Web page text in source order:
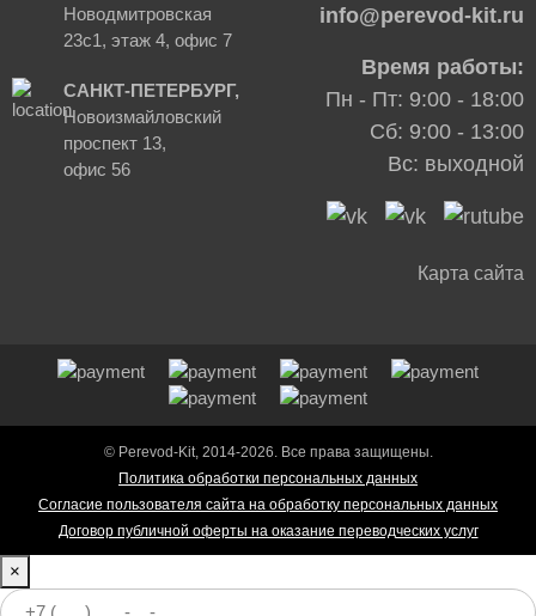
Новодмитровская
23с1, этаж 4, офис 7
САНКТ-ПЕТЕРБУРГ,
Новоизмайловский
проспект 13,
офис 56
info@perevod-kit.ru
Время работы:
Пн - Пт: 9:00 - 18:00
Сб: 9:00 - 13:00
Вс: выходной
Карта сайта
© Perevod-Kit, 2014-2026. Все права защищены.
Политика обработки персональных данных
Согласие пользователя сайта на обработку персональных данных
Договор публичной оферты на оказание переводческих услуг
×